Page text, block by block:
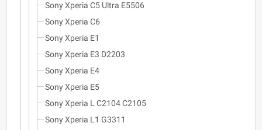
Sony Xperia C5 Ultra E5506
Sony Xperia C6
Sony Xperia E1
Sony Xperia E3 D2203
Sony Xperia E4
Sony Xperia E5
Sony Xperia L C2104 C2105
Sony Xperia L1 G3311